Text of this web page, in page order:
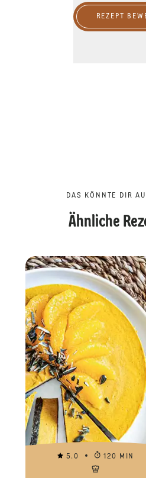
REZEPT
DAS KÖNNTE DIR
Ähnliche
5.0 120 MIN